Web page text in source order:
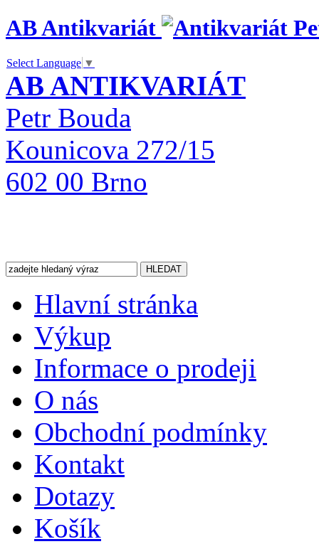
AB Antikvariát
Select Language ▼
AB ANTIKVARIÁT
Petr Bouda
Kounicova 272/15
602 00 Brno
Hlavní stránka
Výkup
Informace o prodeji
O nás
Obchodní podmínky
Kontakt
Dotazy
Košík